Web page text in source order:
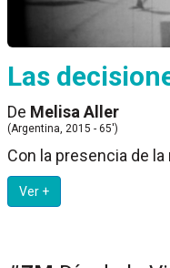
Las
De Melisa Aller
(Argentina, 2015 - 65')
Con la presencia de
Ver +